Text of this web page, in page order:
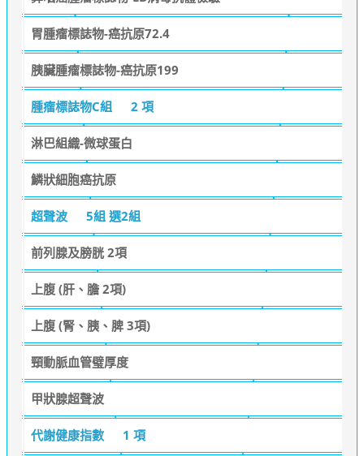
胃腫瘤標誌物-癌抗原72.4
胰臟腫瘤標誌物-癌抗原199
腫瘤標誌物C組 2 項
淋巴組織-微球蛋白
鱗狀細胞癌抗原
超聲波 5組 選2組
前列腺及膀胱 2項
上腹 (肝、膽 2項)
上腹 (腎、胰、脾 3項)
頸動脈血管璧厚度
甲狀腺超聲波
代謝健康指數 1 項